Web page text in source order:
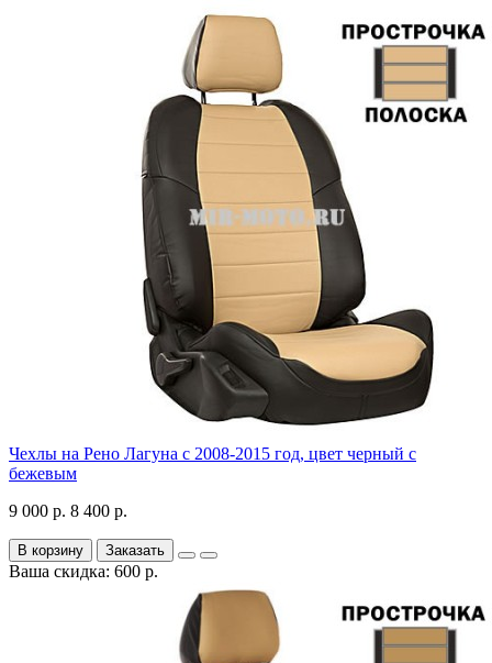
Чехлы на Рено Лагуна с 2008-2015 год, цвет черный с
бежевым
9 000 р. 8 400 р.
В корзину Заказать
Ваша скидка: 600 р.